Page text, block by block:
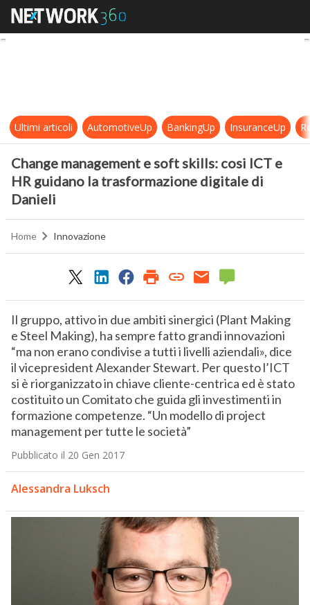
Change management e soft
Ultimi articoli AutomotiveUp BankingUp InsuranceUp
Change management e soft skills: cosi ICT e
HR guidano la trasformazione digitale di
Danieli
Home Innovazione
Il gruppo, attivo in due ambiti sinergici (Plant Making
e Steel Making), ha sempre fatto grandi innovazioni
“ma non erano condivise a tutti i livelli aziendali», dice
il vicepresident Alexander Stewart. Per questo l’ICT
si è riorganizzato in chiave cliente-centrica ed è stato
costituito un Comitato che guida gli investimenti in
formazione competenze. “Un modello di project
management per tutte le società”
Pubblicato il 20 Gen 2017
Alessandra Luksch